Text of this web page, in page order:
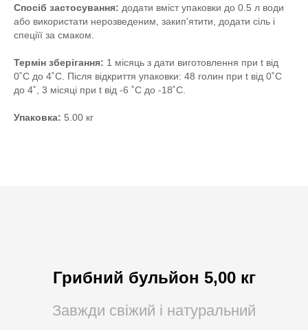
Спосіб застосування: додати вміст упаковки до 0.5 л води
або використати нерозведеним, закип'ятити, додати сіль і
спеціїї за смаком.
Термін зберігання: 1 місяць з дати виготовлення при t від
0˚C до 4˚C. Після відкриття упаковки: 48 голин при t від 0˚C
до 4˚, 3 місяці при t від -6 ˚C до -18˚C.
Упаковка: 5.00 кг
Грибний бульйон 5,00 кг
Завжди свіжий і натуральний